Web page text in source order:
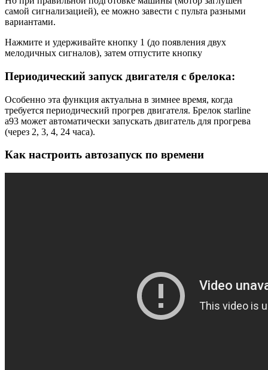
самой сигнализацией), ее можно завести с пульта разными
вариантами.
Нажмите и удерживайте кнопку 1 (до появления двух
мелодичных сигналов), затем отпустите кнопку
Периодический запуск двигателя с брелока:
Особенно эта функция актуальна в зимнее время, когда
требуется периодический прогрев двигателя. Брелок starline
a93 может автоматически запускать двигатель для прогрева
(через 2, 3, 4, 24 часа).
Как настроить автозапуск по времени